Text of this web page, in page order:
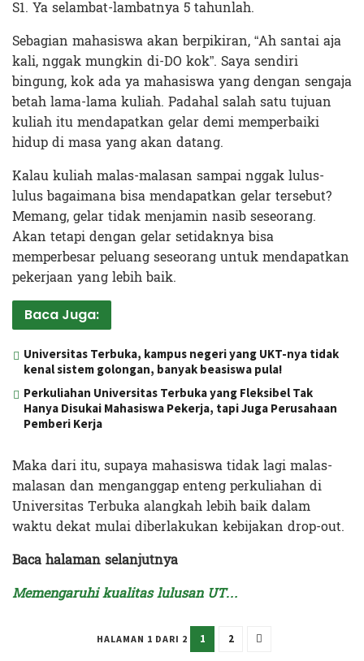
S1. Ya selambat-lambatnya 5 tahunlah.
Sebagian mahasiswa akan berpikiran, “Ah santai aja
kali, nggak mungkin di-DO kok”. Saya sendiri
bingung, kok ada ya mahasiswa yang dengan sengaja
betah lama-lama kuliah. Padahal salah satu tujuan
kuliah itu mendapatkan gelar demi memperbaiki
hidup di masa yang akan datang.
Kalau kuliah malas-malasan sampai nggak lulus-
lulus bagaimana bisa mendapatkan gelar tersebut?
Memang, gelar tidak menjamin nasib seseorang.
Akan tetapi dengan gelar setidaknya bisa
memperbesar peluang seseorang untuk mendapatkan
pekerjaan yang lebih baik.
Baca Juga:
Universitas Terbuka, kampus negeri yang UKT-nya tidak
kenal sistem golongan, banyak beasiswa pula!
Perkuliahan Universitas Terbuka yang Fleksibel Tak
Hanya Disukai Mahasiswa Pekerja, tapi Juga Perusahaan
Pemberi Kerja
Maka dari itu, supaya mahasiswa tidak lagi malas-
malasan dan menganggap enteng perkuliahan di
Universitas Terbuka alangkah lebih baik dalam
waktu dekat mulai diberlakukan kebijakan drop-out.
Baca halaman selanjutnya
Memengaruhi kualitas lulusan UT…
HALAMAN 1 DARI 2 1 2